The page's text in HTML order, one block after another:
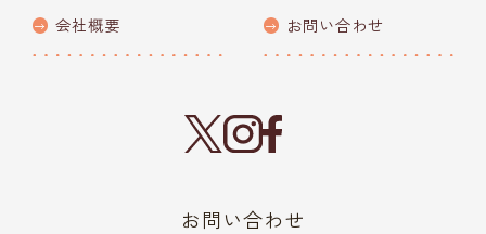
会社概要 お問い合わせ
お問い合わせ